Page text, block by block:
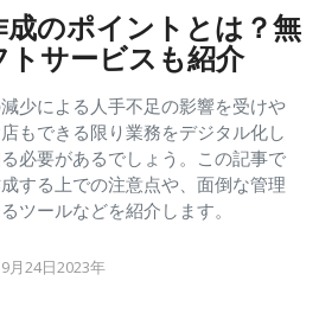
のポイントとは？無
サービスも紹介
少による人手不足の影響を受けや
もできる限り業務をデジタル化し
必要があるでしょう。この記事で
する上での注意点や、面倒な管理
ツールなどを紹介します。
9月24日2023年